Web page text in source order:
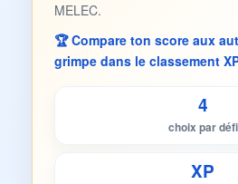
MELEC.
🏆 Compare ton score aux
grimpe dans le classement
4
choix par défi
XP